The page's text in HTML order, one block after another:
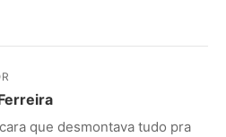
que desmontava tudo pra